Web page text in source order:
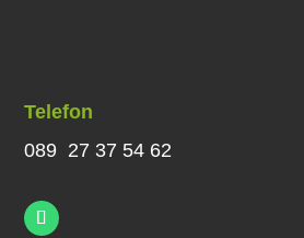
Telefon
089 27 37 54 62